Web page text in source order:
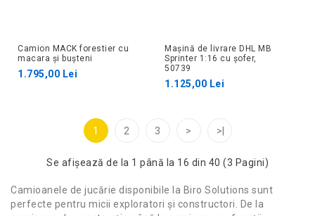
Camion MACK forestier cu
macara și bușteni
1.795,00 Lei
Mașină de livrare DHL MB
Sprinter 1:16 cu șofer,
50739
1.125,00 Lei
1 2 3 > >|
Se afişează de la 1 până la 16 din 40 (3 Pagini)
Camioanele de jucărie disponibile la Biro Solutions sunt
perfecte pentru micii exploratori și constructori. De la